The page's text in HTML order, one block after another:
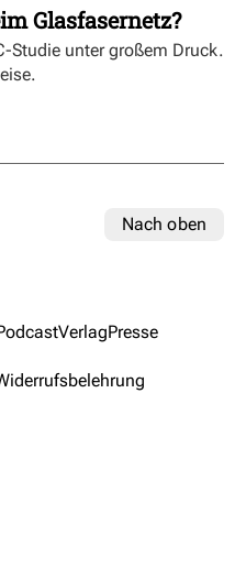
Glasfasernetz?
Studie unter großem Druck.
Nach oben
VerlagPresse